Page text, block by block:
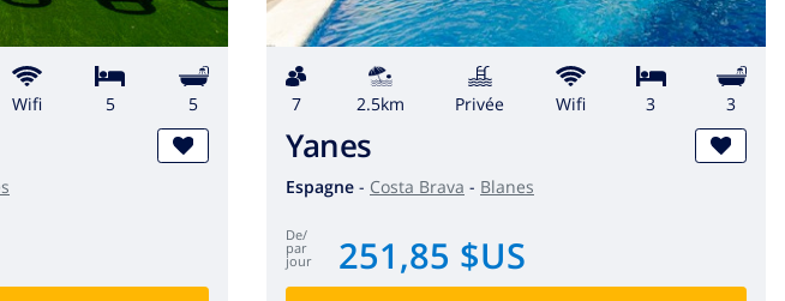
wifi 5 5 7 2.5km privée wifi 3 3
Yanes
Espagne - Costa Brava - Blanes
de/
par
jour 251,85 $US